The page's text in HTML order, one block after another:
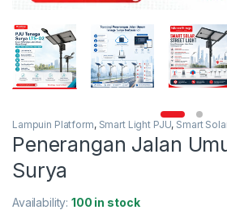
Lampuin Platform, Smart Light PJU, Smart
Penerangan Jalan
Surya
Availability:100 in stock